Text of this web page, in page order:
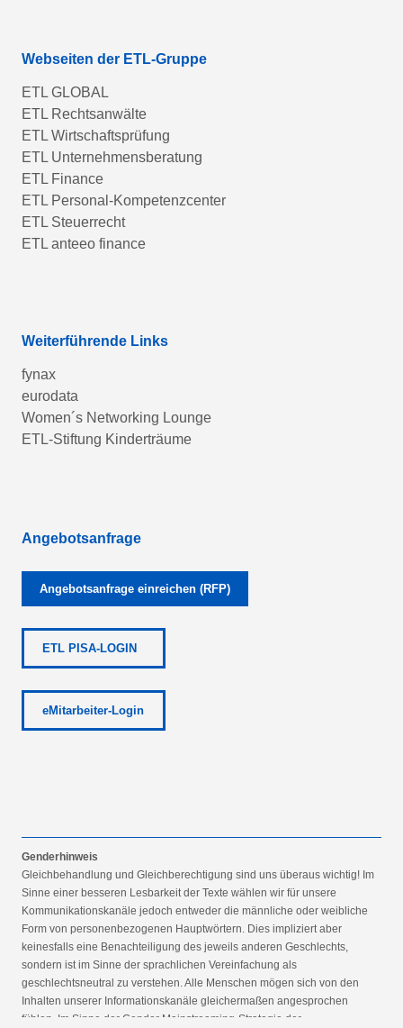
Webseiten der ETL-Gruppe
ETL GLOBAL
ETL Rechtsanwälte
ETL Wirtschaftsprüfung
ETL Unternehmensberatung
ETL Finance
ETL Personal-Kompetenzcenter
ETL Steuerrecht
ETL anteeo finance
Weiterführende Links
fynax
eurodata
Women´s Networking Lounge
ETL-Stiftung Kinderträume
Angebotsanfrage
Angebotsanfrage einreichen (RFP)
ETL PISA-LOGIN
eMitarbeiter-Login
Genderhinweis
Gleichbehandlung und Gleichberechtigung sind uns überaus wichtig! Im
Sinne einer besseren Lesbarkeit der Texte wählen wir für unsere
Kommunikationskanäle jedoch entweder die männliche oder weibliche
Form von personenbezogenen Hauptwörtern. Dies impliziert aber
keinesfalls eine Benachteiligung des jeweils anderen Geschlechts,
sondern ist im Sinne der sprachlichen Vereinfachung als
geschlechtsneutral zu verstehen. Alle Menschen mögen sich von den
Inhalten unserer Informationskanäle gleichermaßen angesprochen
fühlen. Im Sinne der Gender Mainstreaming-Strategie der